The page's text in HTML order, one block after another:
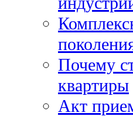
Почему
квартиры
Акт